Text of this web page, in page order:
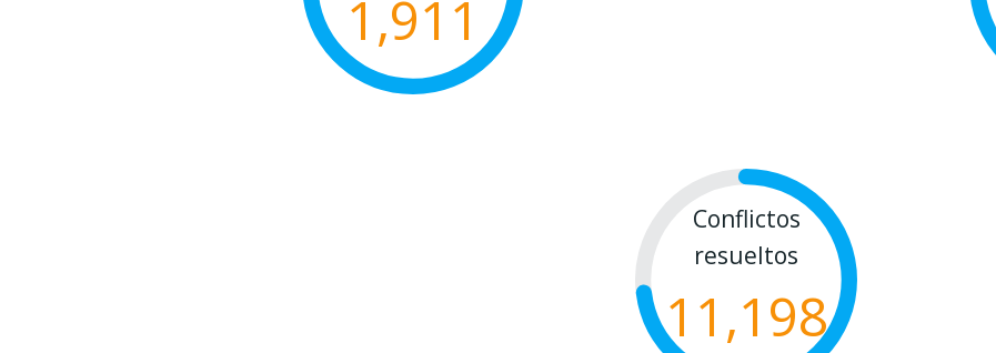
1,911
Conflictos
resueltos
11,198